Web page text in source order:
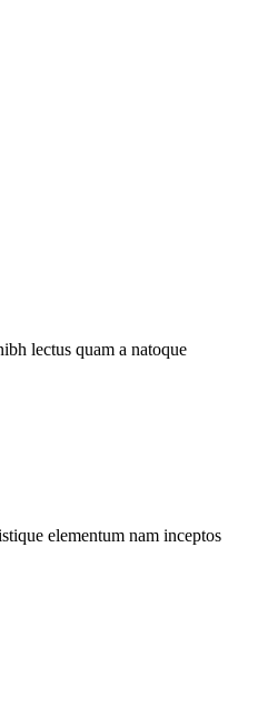
lectus quam a natoque
elementum nam inceptos